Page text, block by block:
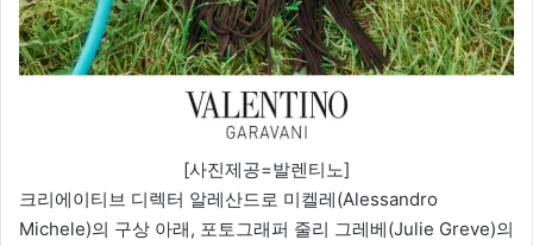
[사진제공=발렌티노]
크리에이티브 디렉터 알레산드로 미켈레(Alessandro
Michele)의 구상 아래, 포토그래퍼 줄리 그레베(Julie Greve)의